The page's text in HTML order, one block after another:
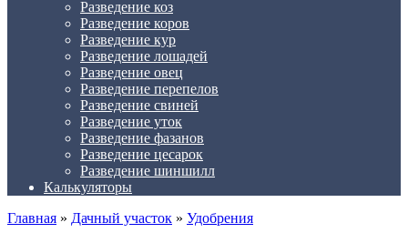
Разведение коз
Разведение коров
Разведение кур
Разведение лошадей
Разведение овец
Разведение перепелов
Разведение свиней
Разведение уток
Разведение фазанов
Разведение цесарок
Разведение шиншилл
Калькуляторы
Главная » Дачный участок » Удобрения